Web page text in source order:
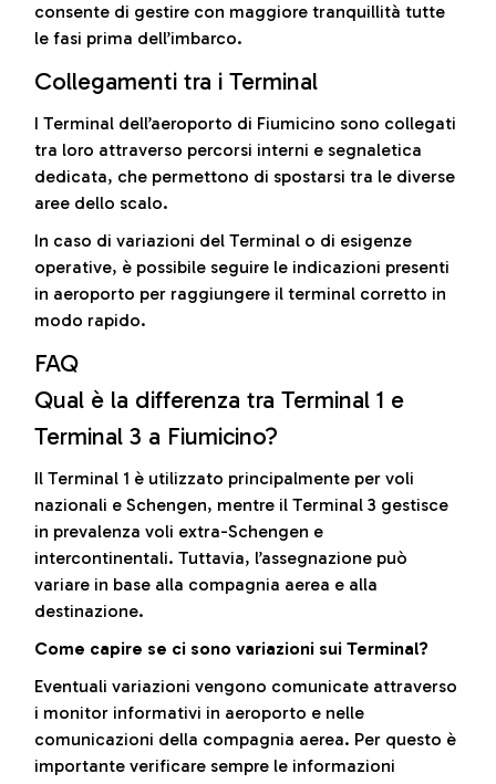
consente di gestire con maggiore tranquillità tutte
le fasi prima dell’imbarco.
Collegamenti tra i Terminal
I Terminal dell’aeroporto di Fiumicino sono collegati
tra loro attraverso percorsi interni e segnaletica
dedicata, che permettono di spostarsi tra le diverse
aree dello scalo.
In caso di variazioni del Terminal o di esigenze
operative, è possibile seguire le indicazioni presenti
in aeroporto per raggiungere il terminal corretto in
modo rapido.
FAQ
Qual è la differenza tra Terminal 1 e
Terminal 3 a Fiumicino?
Il Terminal 1 è utilizzato principalmente per voli
nazionali e Schengen, mentre il Terminal 3 gestisce
in prevalenza voli extra-Schengen e
intercontinentali. Tuttavia, l’assegnazione può
variare in base alla compagnia aerea e alla
destinazione.
Come capire se ci sono variazioni sui Terminal?
Eventuali variazioni vengono comunicate attraverso
i monitor informativi in aeroporto e nelle
comunicazioni della compagnia aerea. Per questo è
importante verificare sempre le informazioni